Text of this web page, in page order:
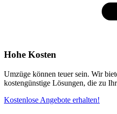
Hohe Kosten
Umzüge können teuer sein. Wir
kostengünstige Lösungen, die zu
Kostenlose Angebote erhalten!